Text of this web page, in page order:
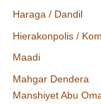
Haraga / Dandil
Hierakonpolis /
Maadi
Mahgar Dendera
Manshiyet Abu